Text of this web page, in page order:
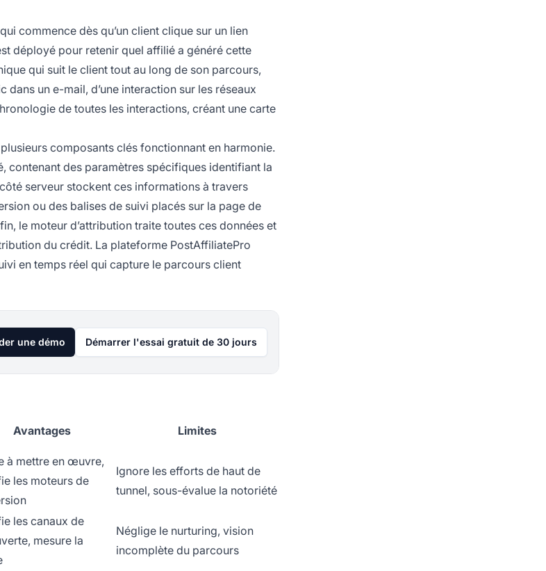
commence dès qu’un client clique sur un lien
déployé pour retenir quel affilié a généré cette
qui suit le client tout au long de son parcours,
dans un e-mail, d’une interaction sur les réseaux
de toutes les interactions, créant une carte
composants clés fonctionnant en harmonie.
contenant des paramètres spécifiques identifiant la
serveur stockent ces informations à travers
ou des balises de suivi placés sur la page de
le moteur d’attribution traite toutes ces données et
du crédit. La plateforme PostAffiliatePro
en temps réel qui capture le parcours client
une démo Démarrer l'essai gratuit de 30 jours
Avantages Limites
à mettre en œuvre,
les moteurs de
Ignore les efforts de haut de
tunnel, sous-évalue la notoriété
les canaux de
mesure la
Néglige le nurturing, vision
incomplète du parcours